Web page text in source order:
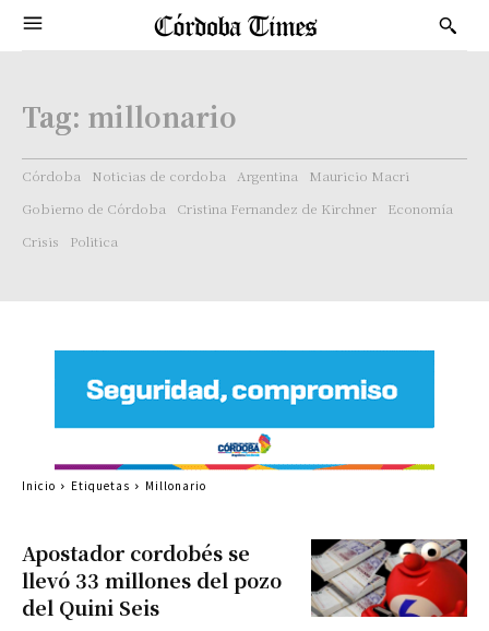
Tag: millonario
Córdoba Noticias de cordoba Argentina
Mauricio Macri
Gobierno de Córdoba
Cristina Fernandez de Kirchner
Economía
Crisis
Politica
Apostador cordobés se
llevó 33 millones del pozo
del Quini Seis
Inicio Etiquetas Millonario